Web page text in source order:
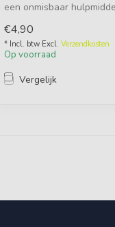
een onmisbaar
€4,90
* Incl. btw Excl. Verzendkosten
Op voorraad
Vergelijk